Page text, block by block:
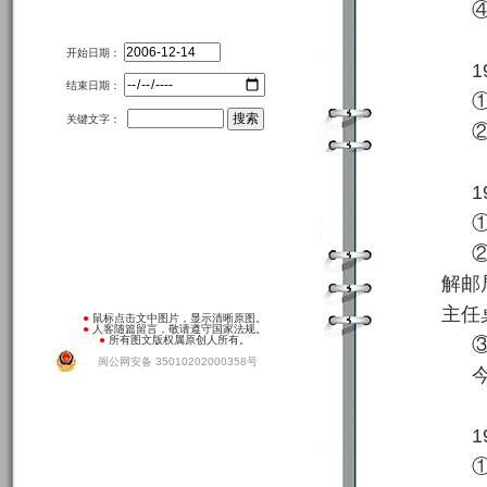
开始日期：
结束日期：
关键文字：
● 鼠标点击文中图片，显示清晰原图。
● 人客随篇留言，敬请遵守国家法规。
● 所有图文版权属原创人所有。
闽公网安备 35010202000358号
④
②
②
解邮
主
③